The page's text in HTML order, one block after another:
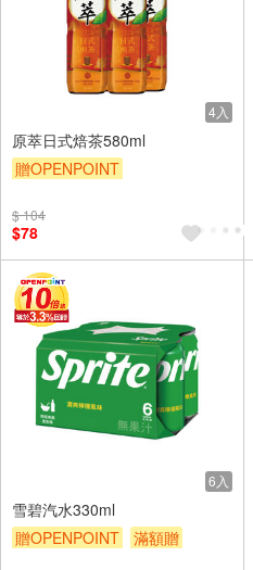
4入
原萃日式焙茶580ml
贈OPENPOINT
贈$200
$ 104
$78
6入
雪碧汽水330ml
贈OPENPOINT
滿額贈